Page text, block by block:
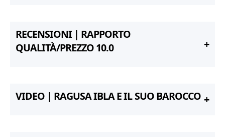
RECENSIONI | RAPPORTO
QUALITÀ/PREZZO 10.0
VIDEO | RAGUSA IBLA E IL SUO BAROCCO